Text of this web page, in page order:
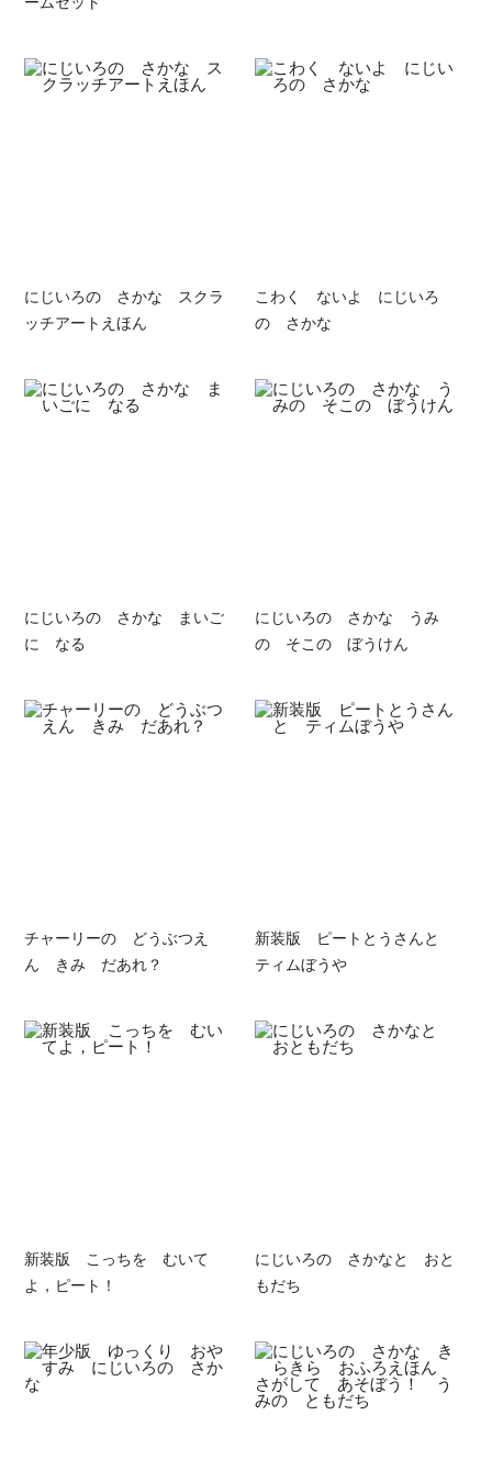
にじいろの さかな スクラ
ッチアートえほん
こわく ないよ にじいろ
の さかな
にじいろの さかな まいご
に なる
にじいろの さかな うみ
の そこの ぼうけん
チャーリーの どうぶつえ
ん きみ だあれ？
新装版 ピートとうさんと
ティムぼうや
新装版 こっちを むいて
よ，ピート！
にじいろの さかなと おと
もだち